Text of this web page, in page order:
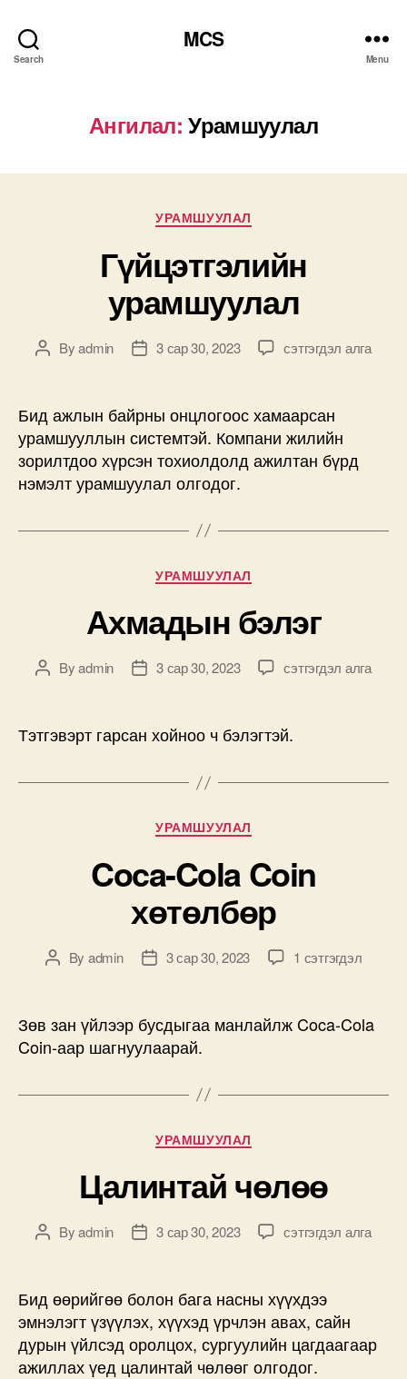
Search
MCS
Menu
Ангилал: Урамшуулал
Categories
УРАМШУУЛАЛ
Гүйцэтгэлийн
урамшуулал
PostByadmin
Post3 сар 30, 2023
Гүйцэтгэлийн
сэтгэгдэл алга
Бид ажлын байрны онцлогоос хамаарсан
урамшууллын системтэй. Компани жилийн
зорилтдоо хүрсэн тохиолдолд ажилтан бүрд
нэмэлт урамшуулал олгодог.
Categories
УРАМШУУЛАЛ
Ахмадын бэлэг
PostByadmin
Post3 сар 30, 2023
Ахмадын
сэтгэгдэл алга
Тэтгэвэрт гарсан хойноо ч бэлэгтэй.
Categories
УРАМШУУЛАЛ
Coca-Cola Coin
хөтөлбөр
PostBy admin
Post3 сар 30, 2023
Coca-
хөтөлбөр
дээр
1 сэтгэгдэл
Зөв зан үйлээр бусдыгаа манлайлж Coca-Cola
Coin-аар шагнуулаарай.
Categories
УРАМШУУЛАЛ
Цалинтай чөлөө
PostByadmin
Post3 сар 30, 2023
Цалинтай
сэтгэгдэл алга
Бид өөрийгөө болон бага насны хүүхдээ
эмнэлэгт үзүүлэх, хүүхэд үрчлэн авах, сайн
дурын үйлсэд оролцох, сургуулийн цагдаагаар
ажиллах үед цалинтай чөлөөг олгодог.